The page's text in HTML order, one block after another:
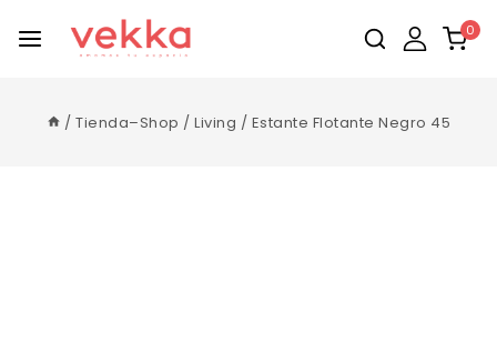
0
/ Tienda–Shop / Living / Estante Flotante Negro 45